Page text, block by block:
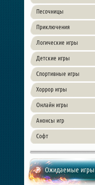
Песочницы
Приключения
Логические игры
Детские игры
Спортивные игры
Хоррор игры
Онлайн игры
Анонсы игр
Софт
Ожидаемые игры